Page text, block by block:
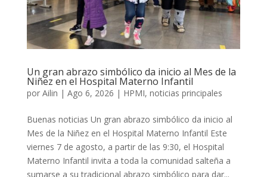
Un gran abrazo simbólico da inicio al Mes de la
Niñez en el Hospital Materno Infantil
por Ailin | Ago 6, 2026 | HPMI, noticias principales
Buenas noticias Un gran abrazo simbólico da inicio al
Mes de la Niñez en el Hospital Materno Infantil Este
viernes 7 de agosto, a partir de las 9:30, el Hospital
Materno Infantil invita a toda la comunidad salteña a
sumarse a su tradicional abrazo simbólico para dar...